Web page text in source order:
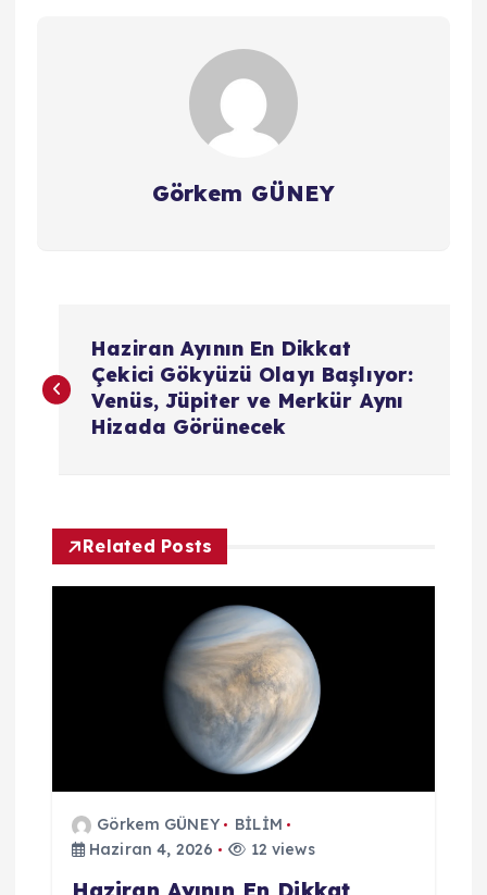
Görkem GÜNEY
a
g
e
m
Haziran Ayının En Dikkat
Çekici Gökyüzü Olayı Başlıyor:
Venüs, Jüpiter ve Merkür Aynı
Hizada Görünecek
Related Posts
Görkem GÜNEY
BİLİM
Haziran 4, 2026
12 views